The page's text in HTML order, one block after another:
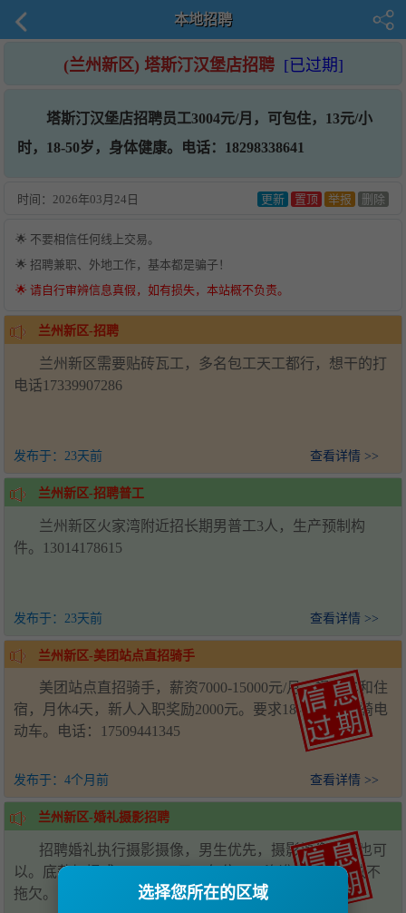
选择您所在的区域
本地招聘
(兰州新区) 塔斯汀汉堡店招聘 [已过期]
塔斯汀汉堡店招聘员工3004元/月，可包住，13元/小
时，18-50岁，身体健康。电话：18298338641
时间： 2026年03月24日 更新 置顶 举报 删除
🌟 不要相信任何线上交易。
🌟 招聘兼职、外地工作，基本都是骗子！
🌟 请自行审辨信息真假，如有损失，本站概不负责。
兰州新区-招聘
兰州新区需要贴砖瓦工，多名包工天工都行，想干的打
电话17339907286
发布于： 23天前 查看详情 >>
兰州新区-招聘普工
兰州新区火家湾附近招长期男普工3人，生产预制构
件。13014178615
发布于： 23天前 查看详情 >>
兰州新区-美团站点直招骑手
美团站点直招骑手，薪资7000-15000元/月，提供车和住
宿，月休4天，新人入职奖励2000元。要求18-50岁，会骑电
动车。电话：17509441345
发布于： 4个月前 查看详情 >>
兰州新区-婚礼摄影招聘
招聘婚礼执行摄影摄像，男生优先，摄影摄像学徒也可
以。底薪加提成3000-5000元，包住，工资准时按月发放不
拖欠。电话：18919910699